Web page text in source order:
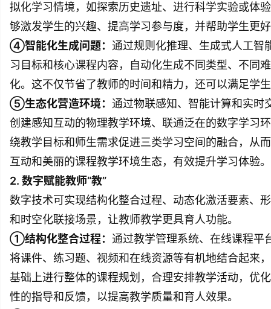
拟化学习情境，如探索历史遗址、进行科学实验或体
够激发学生的兴趣、提高学习参与度，并帮助学生更
④智能化生成问题： 通过规则化推理、生成式人工智
习目标和核心课程内容，自动化生成不同类型、不同
化。这不仅节省了教师的时间和精力，还可以满足学
⑤生态化营造环境： 通过物联感知、智能计算和实时
创建感知互动的物理教学环境、联通泛在的数字学习
绕教学目标和师生需求促进三类学习空间的融合，从
互动和美丽的课程教学环境生态，有效提升学习体验。
2. 数字赋能教师“教”
数字技术可实现结构化整合过程、动态化激活要素、
和时空化联接场景，让教师教学更具育人功能。
①结构化整合过程： 通过教学管理系统、在线课程平
将课件、练习题、视频和在线资源等有机地结合起来
基础上进行整体的课程规划，合理安排教学活动，优
性的指导和反馈，以提高教学质量和育人效果。